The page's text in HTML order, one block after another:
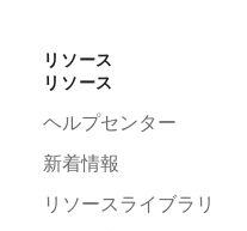
リソース
リソース
ヘルプセンター
新着情報
リソースライブラリ